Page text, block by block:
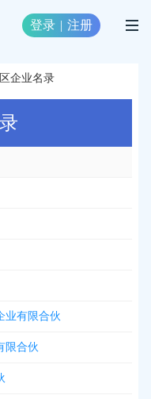
登录 | 注册
企业名录
业有限合伙
限合伙